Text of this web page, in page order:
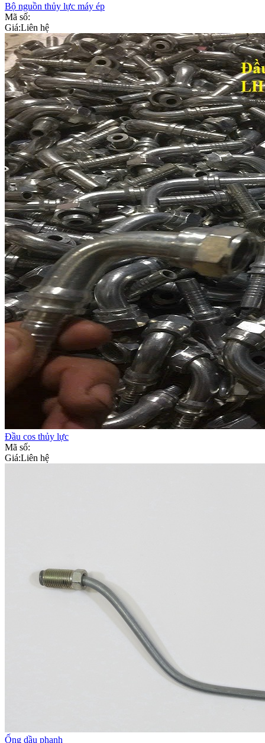
Bộ nguồn thủy lực máy ép
Mã số:
Giá:Liên hệ
Đầu cos thủy lực
Mã số:
Giá:Liên hệ
Ống dầu phanh